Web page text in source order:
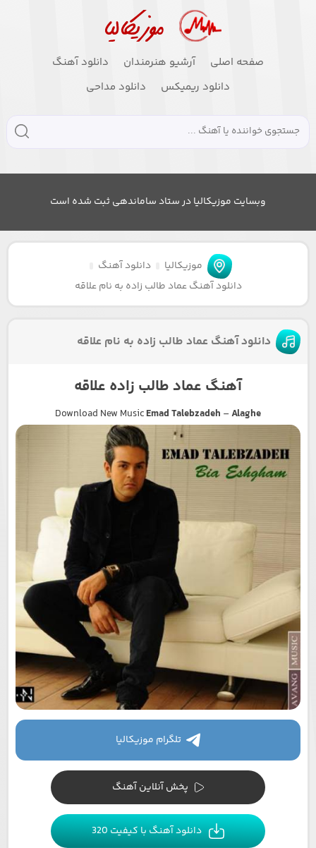
صفحه اصلی آرشیو هنرمندان
دانلود آهنگ
دانلود ریمیکس
دانلود مداحی
وبسایت موزیکالیا در ستاد ساماندهی ثبت شده است
موزیکالیا
دانلود آهنگ
دانلود آهنگ عماد طالب زاده به نام علاقه
دانلود آهنگ عماد طالب زاده به نام علاقه
آهنگ عماد طالب زاده علاقه
Download New MusicEmad Talebzadeh –Alaghe
تلگرام موزیکالیا
پخش آنلاین آهنگ
دانلود آهنگ با کیفیت 320